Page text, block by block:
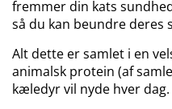
fremmer din kats
så du kan beundre deres
Alt dette er samlet i en
animalsk protein (af
kæledyr vil nyde hver dag.